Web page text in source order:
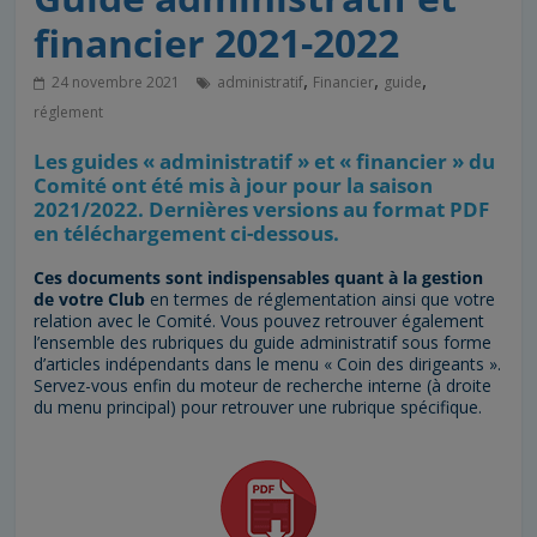
financier 2021-2022
24 novembre 2021 administratif, Financier, guide,
réglement
Les guides « administratif » et « financier » du
Comité ont été mis à jour pour la saison
2021/2022. Dernières versions au format PDF
en téléchargement ci-dessous.
Ces documents sont indispensables quant à la gestion
de votre Club en termes de réglementation ainsi que votre
relation avec le Comité. Vous pouvez retrouver également
l’ensemble des rubriques du guide administratif sous forme
d’articles indépendants dans le menu « Coin des dirigeants ».
Servez-vous enfin du moteur de recherche interne (à droite
du menu principal) pour retrouver une rubrique spécifique.